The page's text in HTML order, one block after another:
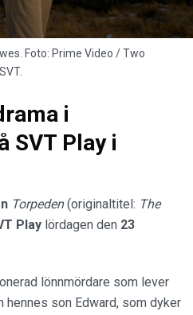
Foto: Prime Video / Two
i
SVT Play i
Torpeden(originaltitel: The
Play lördagen den 23
lönnmördare som lever
hennes son Edward, som dyker